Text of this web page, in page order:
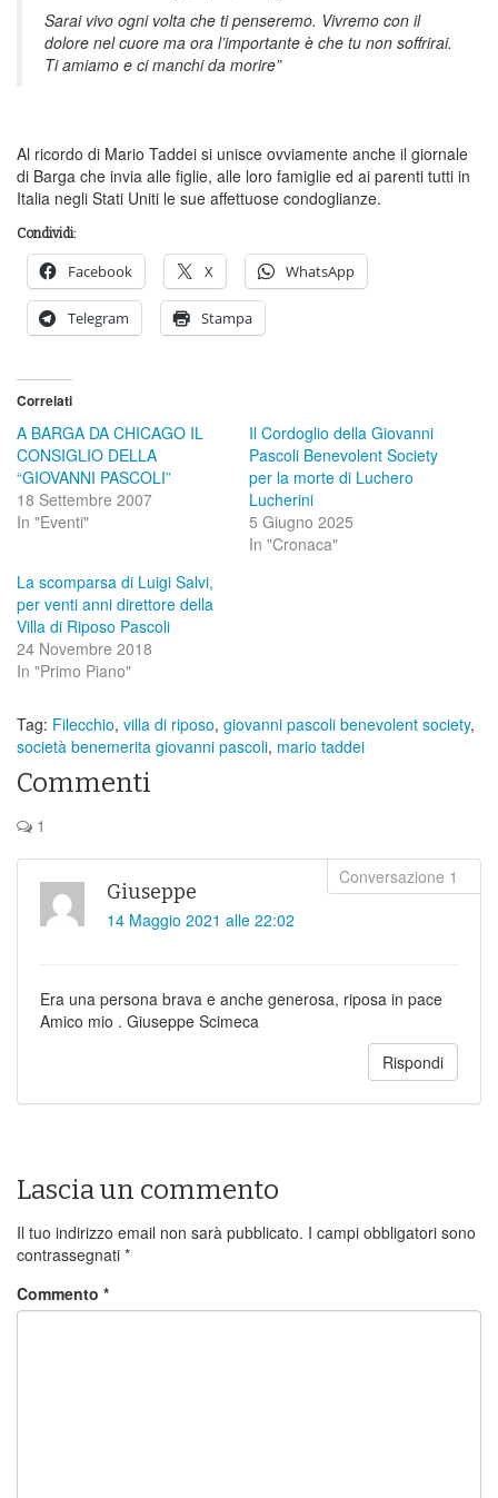
Sarai vivo ogni volta che ti penseremo. Vivremo con il
dolore nel cuore ma ora l’importante è che tu non soffrirai.
Ti amiamo e ci manchi da morire”
Al ricordo di Mario Taddei si unisce ovviamente anche il giornale
di Barga che invia alle figlie, alle loro famiglie ed ai parenti tutti in
Italia negli Stati Uniti le sue affettuose condoglianze.
Condividi:
Facebook X WhatsApp
Telegram Stampa
Correlati
A BARGA DA CHICAGO IL
CONSIGLIO DELLA
“GIOVANNI PASCOLI”
18 Settembre 2007
In "Eventi"
Il Cordoglio della Giovanni
Pascoli Benevolent Society
per la morte di Luchero
Lucherini
5 Giugno 2025
In "Cronaca"
La scomparsa di Luigi Salvi,
per venti anni direttore della
Villa di Riposo Pascoli
24 Novembre 2018
In "Primo Piano"
Tag: Filecchio, villa di riposo, giovanni pascoli benevolent society,
società benemerita giovanni pascoli, mario taddei
Commenti
1
Giuseppe
14 Maggio 2021 alle 22:02
Era una persona brava e anche generosa, riposa in pace
Amico mio . Giuseppe Scimeca
Rispondi
Lascia un commento
Il tuo indirizzo email non sarà pubblicato. I campi obbligatori sono
contrassegnati *
Commento *